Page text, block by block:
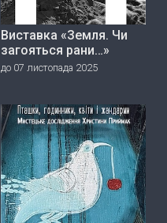
Виставка «Земля. Чи
загояться рани…»
до 07 листопада 2025